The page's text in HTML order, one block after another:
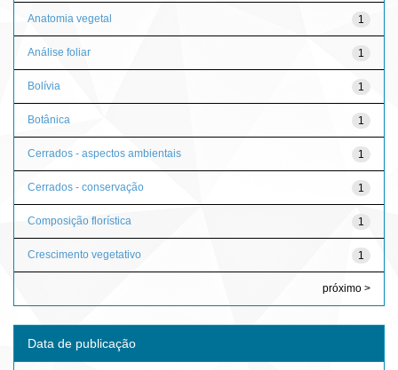
1
Anatomia vegetal
1
Análise foliar
1
Bolívia
1
Botânica
1
Cerrados - aspectos ambientais
1
Cerrados - conservação
1
Composição florística
1
Crescimento vegetativo
próximo >
Data de publicação